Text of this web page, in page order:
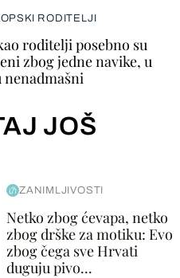
RODITELJI
roditelji posebno su
zbog jedne navike, u
nenadmašni
JOŠ
ZANIMLJIVOSTI
Netko zbog ćevapa, netko
zbog drške za motiku: Evo
zbog čega sve Hrvati
duguju pivo...